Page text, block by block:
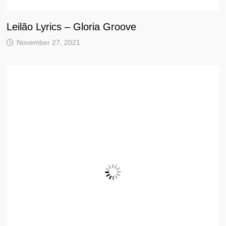
Leilão Lyrics – Gloria Groove
November 27, 2021